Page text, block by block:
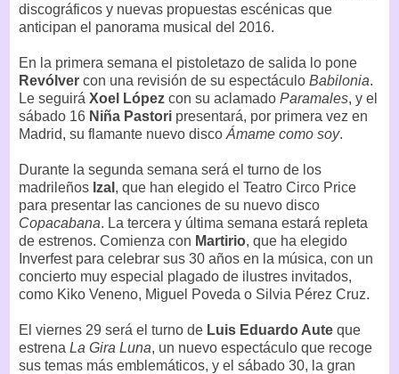
discográficos y nuevas propuestas escénicas que
anticipan el panorama musical del 2016.
En la primera semana el pistoletazo de salida lo pone
Revólver con una revisión de su espectáculo Babilonia.
Le seguirá Xoel López con su aclamado Paramales, y el
sábado 16 Niña Pastori presentará, por primera vez en
Madrid, su flamante nuevo disco Ámame como soy.
Durante la segunda semana será el turno de los
madrileños Izal , que han elegido el Teatro Circo Price
para presentar las canciones de su nuevo disco
Copacabana. La tercera y última semana estará repleta
de estrenos. Comienza con Martirio, que ha elegido
Inverfest para celebrar sus 30 años en la música, con un
concierto muy especial plagado de ilustres invitados,
como Kiko Veneno, Miguel Poveda o Silvia Pérez Cruz.
El viernes 29 será el turno de Luis Eduardo Aute que
estrena La Gira Luna, un nuevo espectáculo que recoge
sus temas más emblemáticos, y el sábado 30, la gran